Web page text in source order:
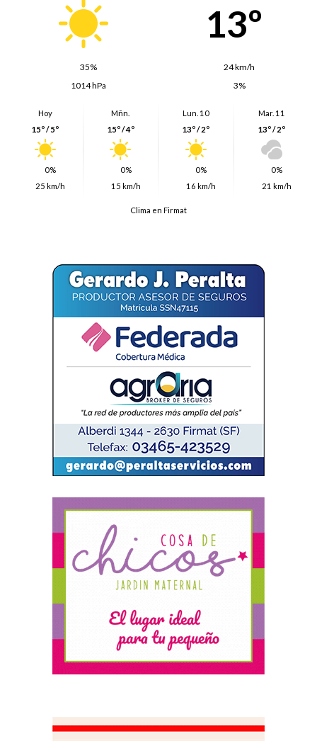
13º
35%
24 km/h
1014 hPa
3%
Hoy
15º / 5º
0%
25 km/h
Mñn.
15º / 4º
0%
15 km/h
Lun. 10
13º / 2º
0%
16 km/h
Mar. 11
13º / 2º
0%
21 km/h
Clima en Firmat